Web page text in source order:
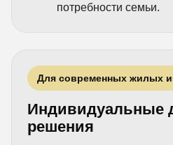
потребности семьи.
Для современных жилых
Индивидуальные
решения